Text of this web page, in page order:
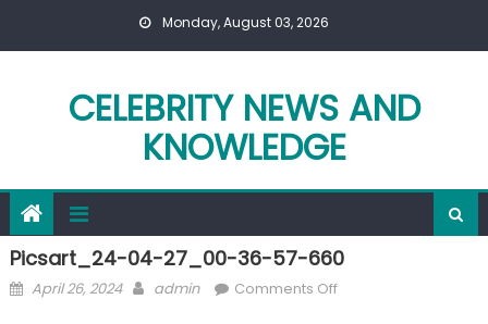
Monday, August 03, 2026
CELEBRITY NEWS AND
KNOWLEDGE
Picsart_24-04-27_00-36-57-660
Posted
April 26, 2024 Author
admin Comments Offon